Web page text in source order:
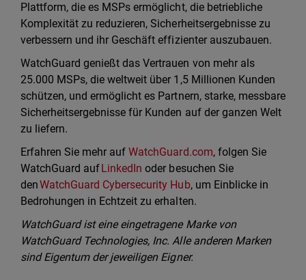
Plattform, die es MSPs ermöglicht, die betriebliche
Komplexität zu reduzieren, Sicherheitsergebnisse zu
verbessern und ihr Geschäft effizienter auszubauen.
WatchGuard genießt das Vertrauen von mehr als
25.000 MSPs, die weltweit über 1,5 Millionen Kunden
schützen, und ermöglicht es Partnern, starke, messbare
Sicherheitsergebnisse für Kunden auf der ganzen Welt
zu liefern.
Erfahren Sie mehr aufWatchGuard.com, folgen Sie
WatchGuard auf LinkedIn oder besuchen Sie
denWatchGuard Cybersecurity Hub, um Einblicke in
Bedrohungen in Echtzeit zu erhalten.
WatchGuard ist eine eingetragene Marke von
WatchGuard Technologies, Inc. Alle anderen Marken
sind Eigentum der jeweiligen Eigner.